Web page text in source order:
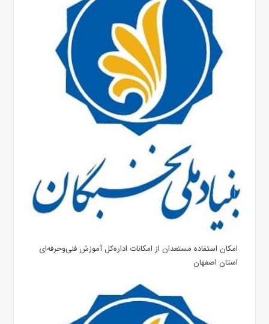
امکان استفاده مستعدان‌ از امکانات اداره‌کل آموزش فنی‌وحرفه‌ای
استان اصفهان